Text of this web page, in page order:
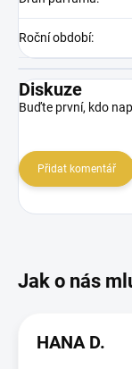
Roční období:
Diskuze
Buďte první, kdo
Přidat komentář
HANA D.